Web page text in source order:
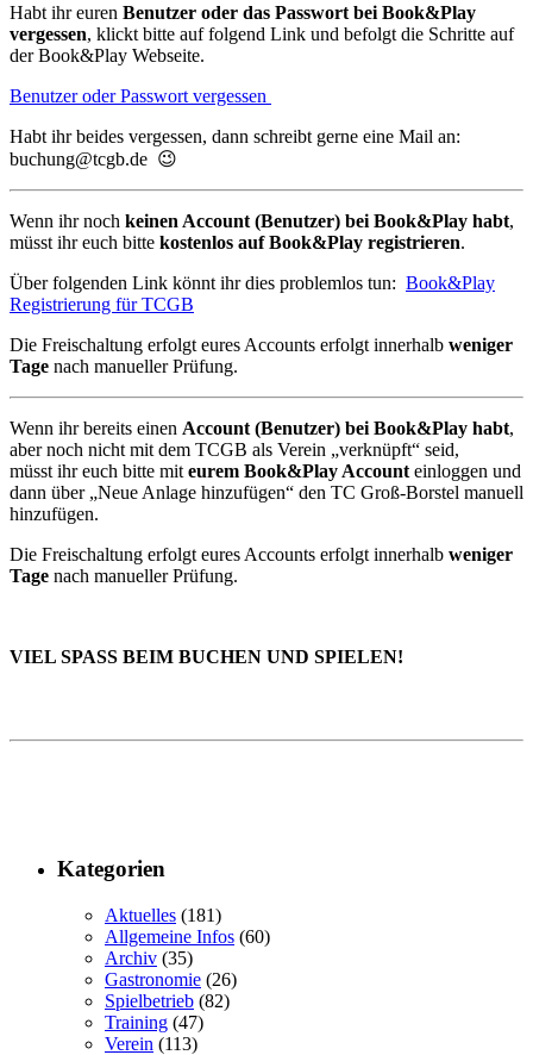
Habt ihr euren Benutzer oder das Passwort bei Book&Play
vergessen, klickt bitte auf folgend Link und befolgt die Schritte auf
der Book&Play Webseite.
Benutzer oder Passwort vergessen
Habt ihr beides vergessen, dann schreibt gerne eine Mail an:
buchung@tcgb.de 😉
Wenn ihr noch keinen Account (Benutzer) bei Book&Play habt,
müsst ihr euch bitte kostenlos auf Book&Play registrieren.
Über folgenden Link könnt ihr dies problemlos tun: Book&Play
Registrierung für TCGB
Die Freischaltung erfolgt eures Accounts erfolgt innerhalb weniger
Tage nach manueller Prüfung.
Wenn ihr bereits einen Account (Benutzer) bei Book&Play habt,
aber noch nicht mit dem TCGB als Verein „verknüpft“ seid,
müsst ihr euch bitte mit eurem Book&Play Account einloggen und
dann über „Neue Anlage hinzufügen“ den TC Groß-Borstel manuell
hinzufügen.
Die Freischaltung erfolgt eures Accounts erfolgt innerhalb weniger
Tage nach manueller Prüfung.
VIEL SPASS BEIM BUCHEN UND SPIELEN!
Kategorien
Aktuelles (181)
Allgemeine Infos (60)
Archiv (35)
Gastronomie (26)
Spielbetrieb (82)
Training (47)
Verein (113)